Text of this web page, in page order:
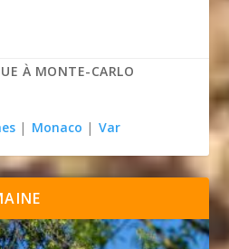
À MONTE-CARLO
| Monaco | Var